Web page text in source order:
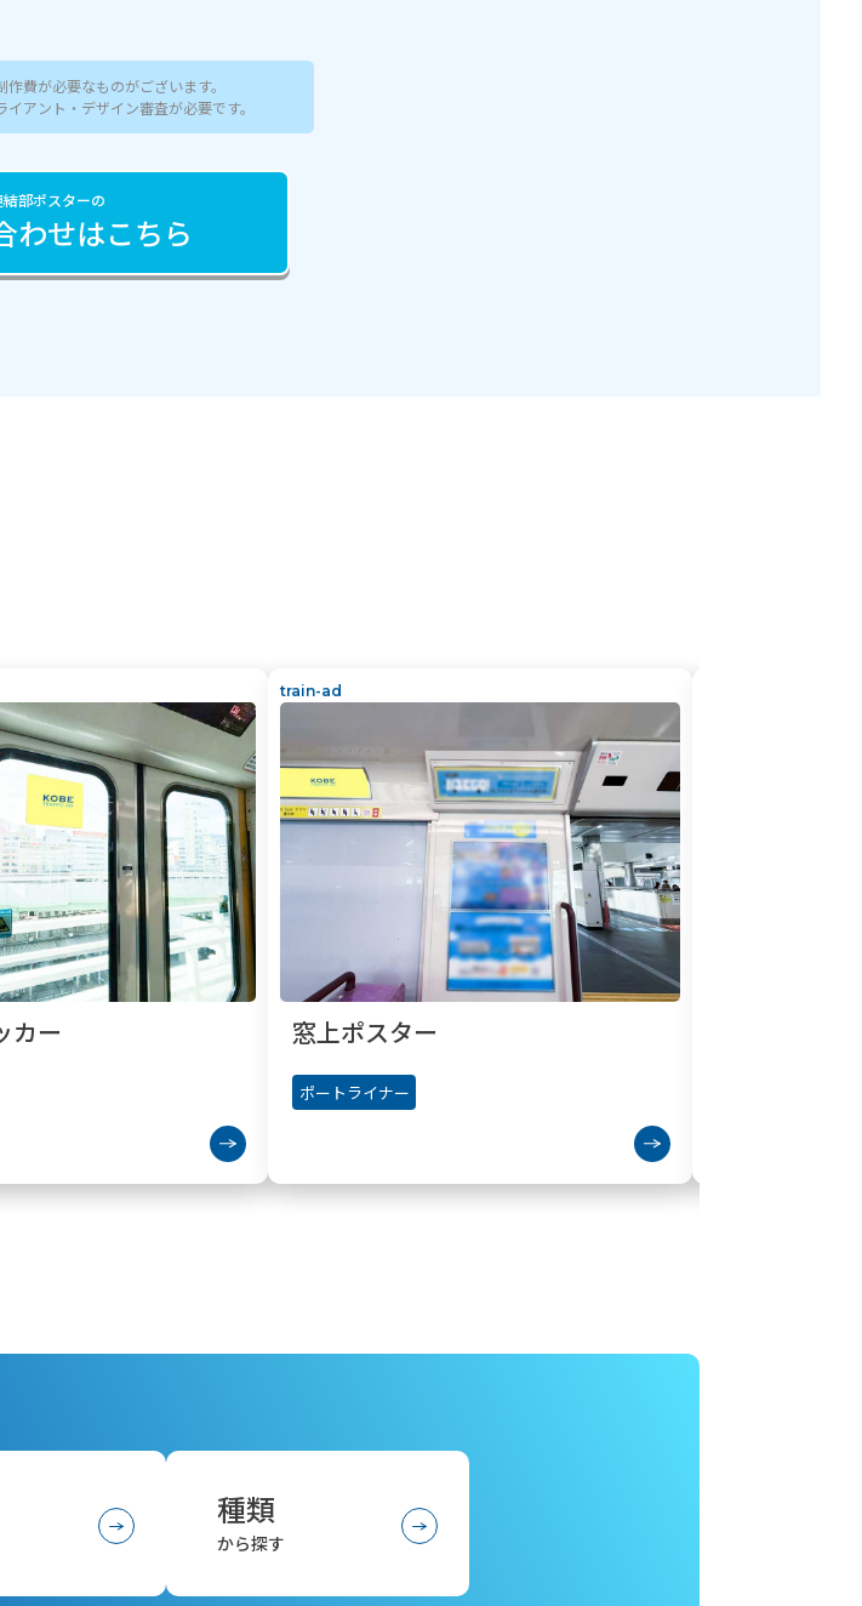
費が必要なものがございます。
アント・デザイン審査が必要です。
結部ポスターの
わせはこちら
カー
train-ad
窓上ポスター
ポートライナー
種類
から探す